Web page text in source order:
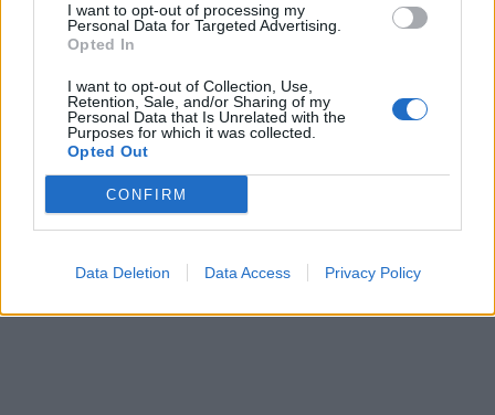
I want to opt-out of processing my
Personal Data for Targeted Advertising.
Opted In
I want to opt-out of Collection, Use,
Retention, Sale, and/or Sharing of my
Personal Data that Is Unrelated with the
Purposes for which it was collected.
Opted Out
CONFIRM
Data Deletion Data Access Privacy Policy